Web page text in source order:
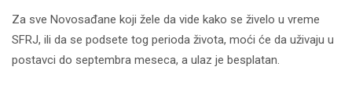
Za sve Novosađane koji žele da vide kako se živelo u vreme
SFRJ, ili da se podsete tog perioda života, moći će da uživaju u
postavci do septembra meseca, a ulaz je besplatan.